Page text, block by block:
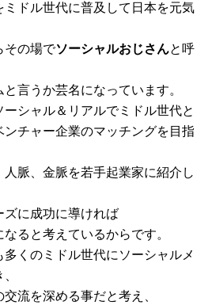
ミドル世代に普及して日本を元気
その場でソーシャルおじさんと呼
言うか芸名になっています。
シャル＆リアルでミドル世代と
チャー企業のマッチングを目指
人脈、金脈を若手起業家に紹介し
ズに成功に導ければ
ると考えているからです。
くのミドル世代にソーシャルメ
流を深める事だと考え、